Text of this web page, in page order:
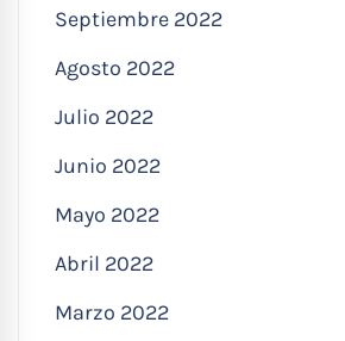
Septiembre 2022
Agosto 2022
Julio 2022
Junio 2022
Mayo 2022
Abril 2022
Marzo 2022